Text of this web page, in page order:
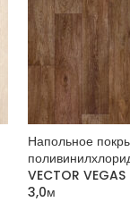
Напольное
VECTOR
3,0м